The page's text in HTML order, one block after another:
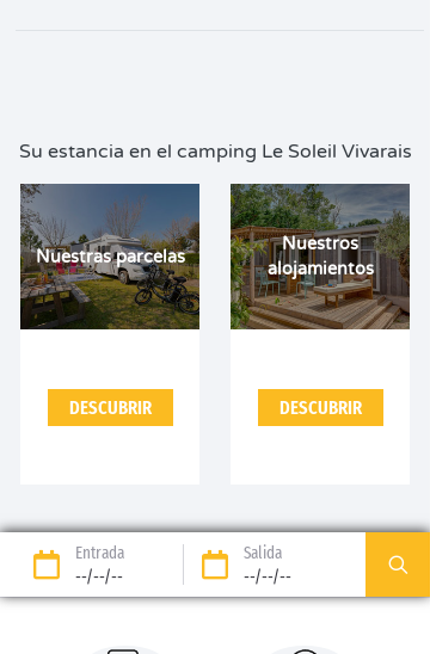
Su estancia en el camping Le Soleil Vivarais
Nuestras parcelas
DESCUBRIR
Nuestros
alojamientos
DESCUBRIR
Entrada
--/--/--
Salida
--/--/--